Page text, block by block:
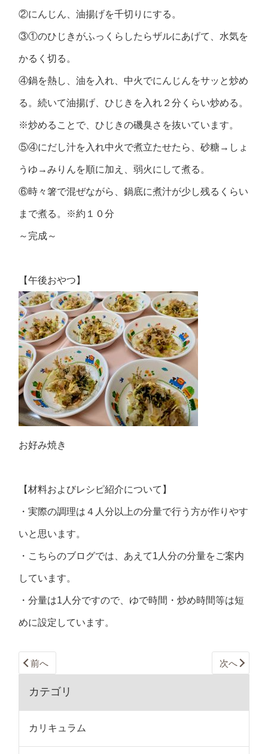
②にんじん、油揚げを千切りにする。
③①のひじきがふっくらしたらザルにあげて、水気を
かるく切る。
④鍋を熱し、油を入れ、中火でにんじんをサッと炒め
る。続いて油揚げ、ひじきを入れ２分くらい炒める。
※炒めることで、ひじきの磯臭さを抜いています。
⑤④にだし汁を入れ中火で煮立たせたら、砂糖→しょ
うゆ→みりんを順に加え、弱火にして煮る。
⑥時々箸で混ぜながら、鍋底に煮汁が少し残るくらい
まで煮る。※約１０分
～完成～
【午後おやつ】
お好み焼き
【材料およびレシピ紹介について】
・実際の調理は４人分以上の分量で行う方が作りやす
いと思います。
・こちらのブログでは、あえて1人分の分量をご案内
しています。
・分量は1人分ですので、ゆで時間・炒め時間等は短
めに設定しています。
前へ 次へ
カテゴリ
カリキュラム